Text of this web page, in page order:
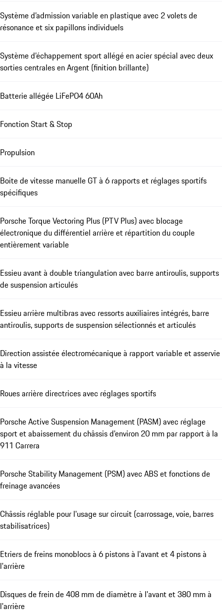
Système d’admission variable en plastique avec 2 volets de
résonance et six papillons individuels
Système d’échappement sport allégé en acier spécial avec deux
sorties centrales en Argent (finition brillante)
Batterie allégée LiFePO4 60Ah
Fonction Start & Stop
Propulsion
Boite de vitesse manuelle GT à 6 rapports et réglages sportifs
spécifiques
Porsche Torque Vectoring Plus (PTV Plus) avec blocage
électronique du différentiel arrière et répartition du couple
entièrement variable
Essieu avant à double triangulation avec barre antiroulis, supports
de suspension articulés
Essieu arrière multibras avec ressorts auxiliaires intégrés, barre
antiroulis, supports de suspension sélectionnés et articulés
Direction assistée électromécanique à rapport variable et asservie
à la vitesse
Roues arrière directrices avec réglages sportifs
Porsche Active Suspension Management (PASM) avec réglage
sport et abaissement du châssis d'environ 20 mm par rapport à la
911 Carrera
Porsche Stability Management (PSM) avec ABS et fonctions de
freinage avancées
Châssis réglable pour l'usage sur circuit (carrossage, voie, barres
stabilisatrices)
Etriers de freins monoblocs à 6 pistons à l'avant et 4 pistons à
l'arrière
Disques de frein de 408 mm de diamètre à l'avant et 380 mm à
l'arrière